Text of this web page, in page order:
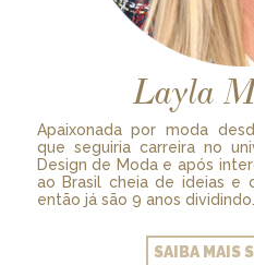
Layla
Apaixonada por moda
que seguiria carreira no
Design de Moda e após
ao Brasil cheia de ideias e
então já são 9 anos
SAIBA MAIS